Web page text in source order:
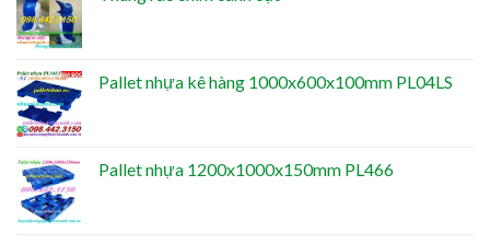
Pallet nhựa kê hàng 1000x600x100mm PL04LS
Pallet nhựa 1200x1000x150mm PL466